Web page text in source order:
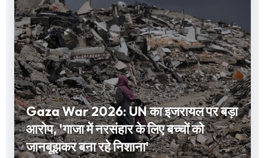
Gaza War 2026: UN का इजरायल पर बड़ा
आरोप, 'गाजा में नरसंहार के लिए बच्चों को
जानबूझकर बना रहे निशाना'